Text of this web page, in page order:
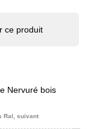
ce produit
Nervuré bois
Ral, suivant